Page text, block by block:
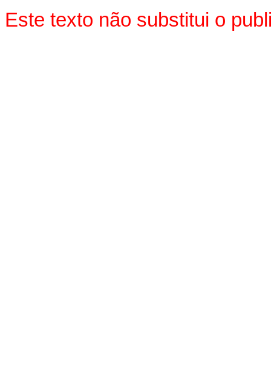
Este texto não substitui o